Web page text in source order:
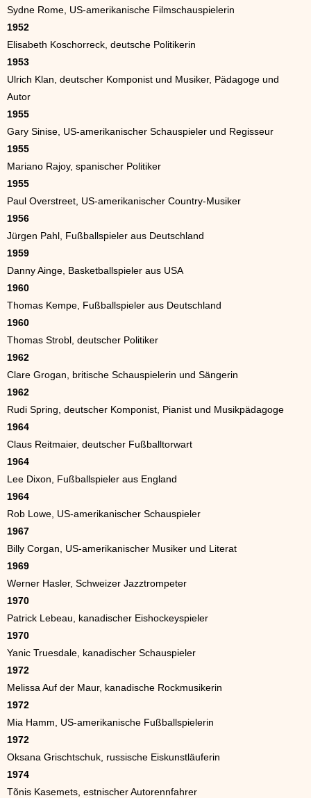
Sydne Rome, US-amerikanische Filmschauspielerin
1952
Elisabeth Koschorreck, deutsche Politikerin
1953
Ulrich Klan, deutscher Komponist und Musiker, Pädagoge und
Autor
1955
Gary Sinise, US-amerikanischer Schauspieler und Regisseur
1955
Mariano Rajoy, spanischer Politiker
1955
Paul Overstreet, US-amerikanischer Country-Musiker
1956
Jürgen Pahl, Fußballspieler aus Deutschland
1959
Danny Ainge, Basketballspieler aus USA
1960
Thomas Kempe, Fußballspieler aus Deutschland
1960
Thomas Strobl, deutscher Politiker
1962
Clare Grogan, britische Schauspielerin und Sängerin
1962
Rudi Spring, deutscher Komponist, Pianist und Musikpädagoge
1964
Claus Reitmaier, deutscher Fußballtorwart
1964
Lee Dixon, Fußballspieler aus England
1964
Rob Lowe, US-amerikanischer Schauspieler
1967
Billy Corgan, US-amerikanischer Musiker und Literat
1969
Werner Hasler, Schweizer Jazztrompeter
1970
Patrick Lebeau, kanadischer Eishockeyspieler
1970
Yanic Truesdale, kanadischer Schauspieler
1972
Melissa Auf der Maur, kanadische Rockmusikerin
1972
Mia Hamm, US-amerikanische Fußballspielerin
1972
Oksana Grischtschuk, russische Eiskunstläuferin
1974
Tõnis Kasemets, estnischer Autorennfahrer